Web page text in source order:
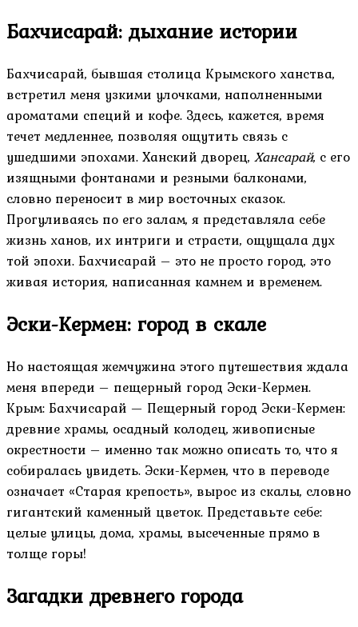
Бахчисарай: дыхание истории
Бахчисарай, бывшая столица Крымского ханства,
встретил меня узкими улочками, наполненными
ароматами специй и кофе. Здесь, кажется, время
течет медленнее, позволяя ощутить связь с
ушедшими эпохами. Ханский дворец, Хансарай, с его
изящными фонтанами и резными балконами,
словно переносит в мир восточных сказок.
Прогуливаясь по его залам, я представляла себе
жизнь ханов, их интриги и страсти, ощущала дух
той эпохи. Бахчисарай – это не просто город, это
живая история, написанная камнем и временем.
Эски-Кермен: город в скале
Но настоящая жемчужина этого путешествия ждала
меня впереди – пещерный город Эски-Кермен.
Крым: Бахчисарай — Пещерный город Эски-Кермен:
древние храмы, осадный колодец, живописные
окрестности – именно так можно описать то, что я
собиралась увидеть. Эски-Кермен, что в переводе
означает «Старая крепость», вырос из скалы, словно
гигантский каменный цветок. Представьте себе:
целые улицы, дома, храмы, высеченные прямо в
толще горы!
Загадки древнего города